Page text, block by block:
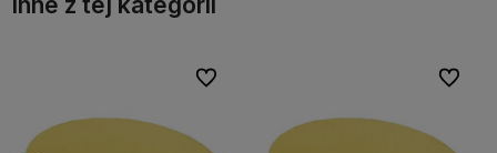
Do ulubionych
Do ulubionych Do
Do